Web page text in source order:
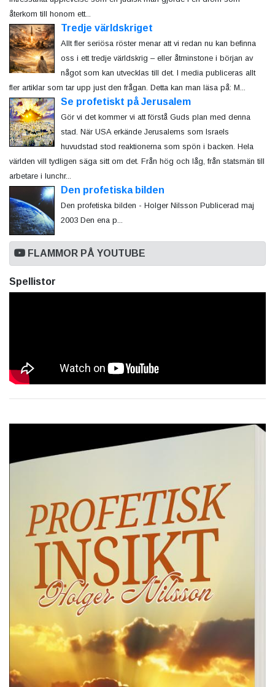
återkom till honom ett...
Tredje världskriget
Allt fler seriösa röster menar att vi redan nu kan befinna
oss i ett tredje världskrig – eller åtminstone i början av
något som kan utvecklas till det. I media publiceras allt
fler artiklar som tar upp just den frågan. Detta kan man läsa på: M...
Se profetiskt på Jerusalem
Gör vi det kommer vi att förstå Guds plan med denna
stad. När USA erkände Jerusalems som Israels
huvudstad stod reaktionerna som spön i backen. Hela
världen vill tydligen säga sitt om det. Från hög och låg, från statsmän till
arbetare i lunchr...
Den profetiska bilden
Den profetiska bilden - Holger Nilsson Publicerad maj
2003 Den ena p...
FLAMMOR PÅ YOUTUBE
Spellistor